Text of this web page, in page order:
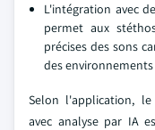
L'intégration avec
permet aux
précises des sons
des
Selon l'application,
avec analyse par IA